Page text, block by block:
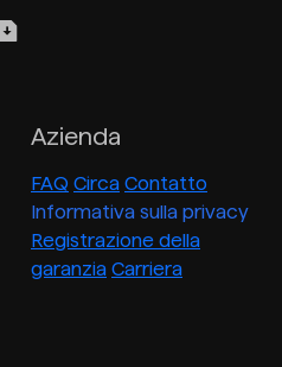
Azienda
FAQ Circa Contatto
Informativa sulla privacy
Registrazione della
garanzia Carriera